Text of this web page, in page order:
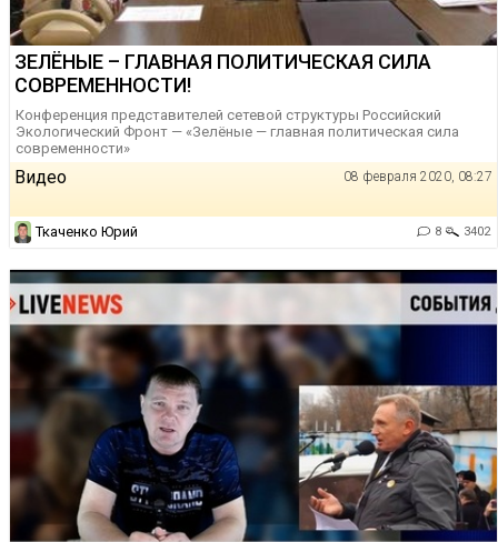
ЗЕЛЁНЫЕ – ГЛАВНАЯ ПОЛИТИЧЕСКАЯ СИЛА
СОВРЕМЕННОСТИ!
Конференция представителей сетевой структуры Российский
Экологический Фронт — «Зелёные — главная политическая сила
современности»
Видео 08 февраля 2020, 08:27
Ткаченко Юрий 8 3402